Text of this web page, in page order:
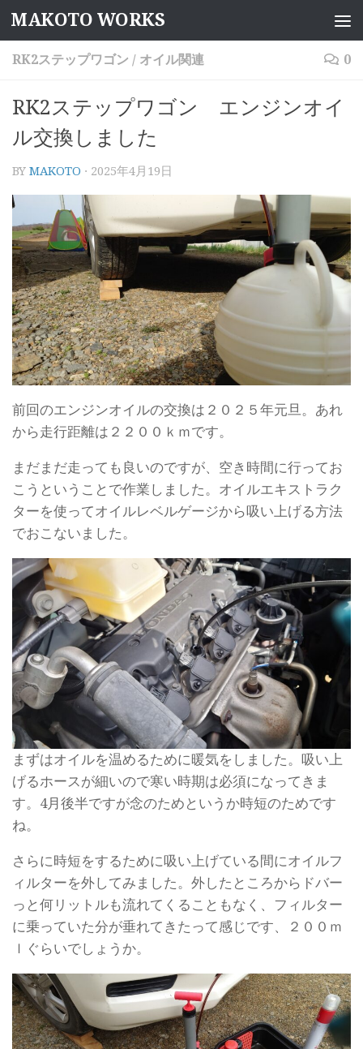
コンテンツへスキップ
MAKOTO WORKS
RK2ステップワゴン / オイル関連 0
RK2ステップワゴン エンジンオイ
ル交換しました
BY MAKOTO · 2025年4月19日
前回のエンジンオイルの交換は２０２５年元旦。あれ
から走行距離は２２００ｋｍです。
まだまだ走っても良いのですが、空き時間に行ってお
こうということで作業しました。オイルエキストラク
ターを使ってオイルレベルゲージから吸い上げる方法
でおこないました。
まずはオイルを温めるために暖気をしました。吸い上
げるホースが細いので寒い時期は必須になってきま
す。4月後半ですが念のためというか時短のためです
ね。
さらに時短をするために吸い上げている間にオイルフ
ィルターを外してみました。外したところからドバー
っと何リットルも流れてくることもなく、フィルター
に乗っていた分が垂れてきたって感じです、２００ｍ
ｌぐらいでしょうか。